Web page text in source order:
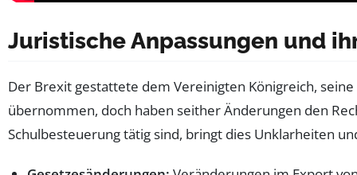
Juristische Anpassungen und
Der Brexit gestattete dem Vereinigten Königreich,
übernommen, doch haben seither Änderungen den
Schulbesteuerung tätig sind, bringt dies Unklarheiten